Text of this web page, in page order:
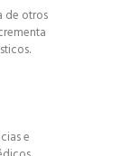
de otros
e